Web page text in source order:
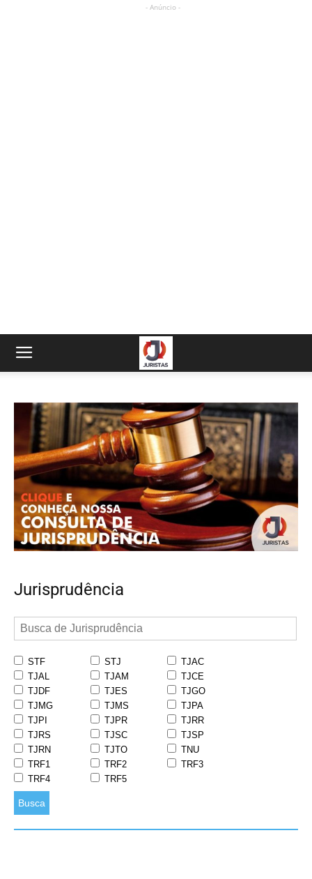
- Anúncio -
Jurisprudência
STF STJ
TJAC
TJAL
TJAM
TJCE
TJDF
TJES
TJGO
TJMG
TJMS
TJPA
TJPI
TJPR
TJRR
TJRS
TJSC
TJSP
TJRN
TJTO
TNU
TRF1
TRF2
TRF3
TRF4
TRF5
Busca